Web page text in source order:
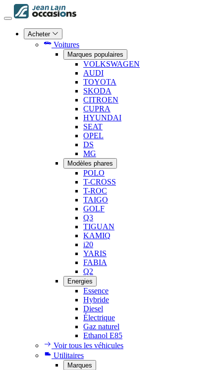
Acheter
Voitures
Marques populaires
VOLKSWAGEN
AUDI
TOYOTA
SKODA
CITROEN
CUPRA
HYUNDAI
SEAT
OPEL
DS
MG
Modèles phares
POLO
T-CROSS
T-ROC
TAIGO
GOLF
Q3
TIGUAN
KAMIQ
i20
YARIS
FABIA
Q2
Energies
Essence
Hybride
Diesel
Électrique
Gaz naturel
Ethanol E85
Voir tous les véhicules
Utilitaires
Marques